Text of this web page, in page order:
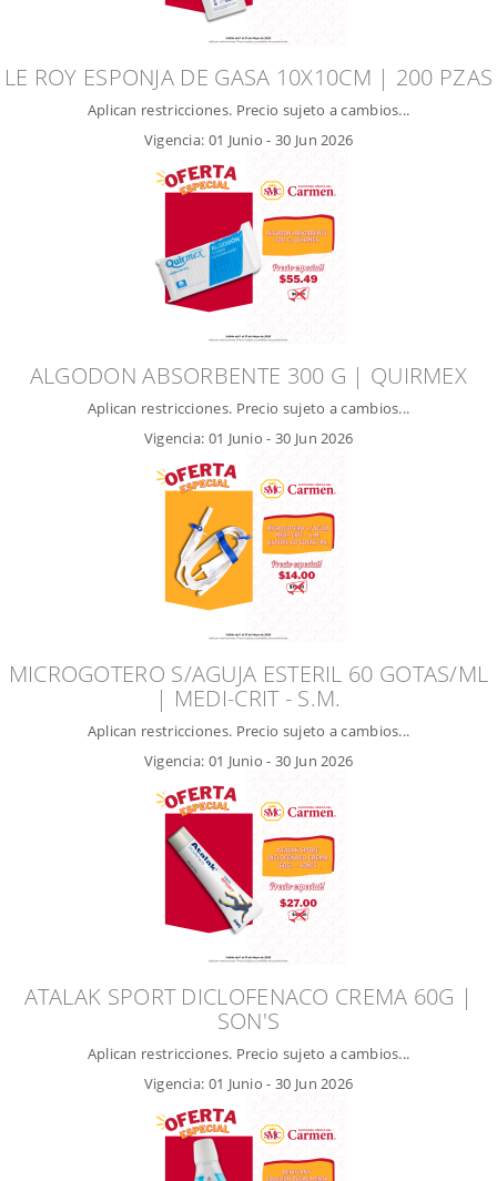
LE ROY ESPONJA DE GASA 10X10CM | 200 PZAS
Aplican restricciones. Precio sujeto a cambios...
Vigencia: 01 Junio - 30 Jun 2026
ALGODON ABSORBENTE 300 G | QUIRMEX
Aplican restricciones. Precio sujeto a cambios...
Vigencia: 01 Junio - 30 Jun 2026
MICROGOTERO S/AGUJA ESTERIL 60 GOTAS/ML
| MEDI-CRIT - S.M.
Aplican restricciones. Precio sujeto a cambios...
Vigencia: 01 Junio - 30 Jun 2026
ATALAK SPORT DICLOFENACO CREMA 60G |
SON'S
Aplican restricciones. Precio sujeto a cambios...
Vigencia: 01 Junio - 30 Jun 2026